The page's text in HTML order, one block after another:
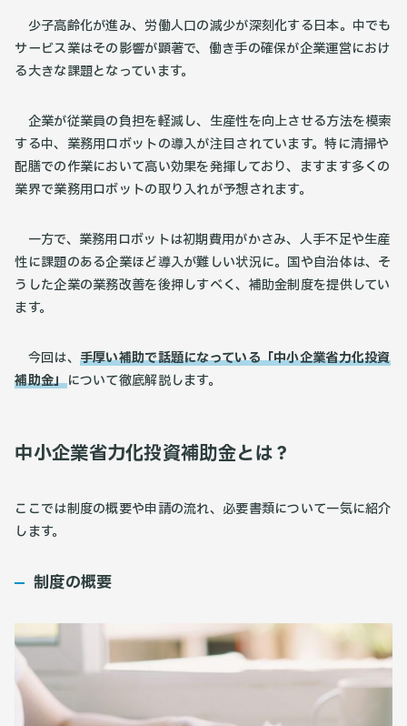
少子高齢化が進み、労働人口の減少が深刻化する日本。中でも
サービス業はその影響が顕著で、働き手の確保が企業運営におけ
る大きな課題となっています。
企業が従業員の負担を軽減し、生産性を向上させる方法を模索
する中、業務用ロボットの導入が注目されています。特に清掃や
配膳での作業において高い効果を発揮しており、ますます多くの
業界で業務用ロボットの取り入れが予想されます。
一方で、業務用ロボットは初期費用がかさみ、人手不足や生産
性に課題のある企業ほど導入が難しい状況に。国や自治体は、そ
うした企業の業務改善を後押しすべく、補助金制度を提供してい
ます。
今回は、 手厚い補助で話題になっている「中小企業省力化投資
補助金」について徹底解説します。
中小企業省力化投資補助金とは？
ここでは制度の概要や申請の流れ、必要書類について一気に紹介
します。
制度の概要